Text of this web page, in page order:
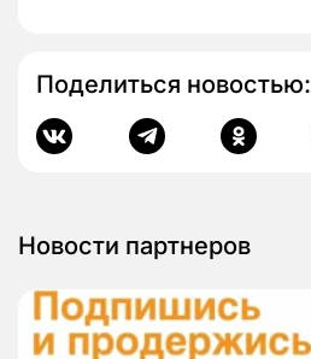
Поделиться новостью:
Новости партнеров